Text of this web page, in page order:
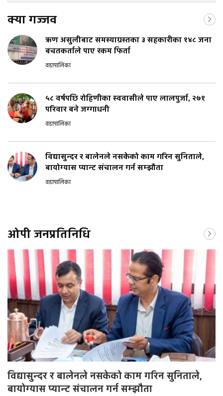
क्या गज्जव
ऋण असुलीबाट समस्याग्रस्तका ३ सहकारीका १४८ जना
बचतकर्ताले पाए रकम फिर्ता
वडापालिका
५८ वर्षपछि रोहिणीका स्ववासीले पाए लालपुर्जा, २७१
परिवार बने जग्गाधनी
वडापालिका
विद्यासुन्दर र बालेनले नसकेको काम गरिन सुनिताले,
बायोग्यास प्यान्ट संचालन गर्न सम्झौता
वडापालिका
ओपी जनप्रतिनिधि
विद्यासुन्दर र बालेनले नसकेको काम गरिन सुनिताले,
बायोग्यास प्यान्ट संचालन गर्न सम्झौता